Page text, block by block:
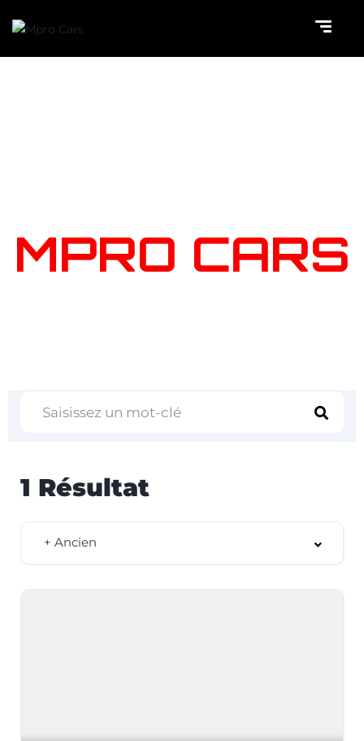
MPRO CARS
1 Résultat
+ Ancien